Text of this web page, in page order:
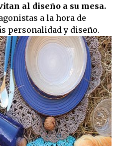
al diseño a su mesa.
a la hora de
personalidad y diseño.